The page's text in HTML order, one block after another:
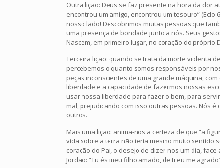
Outra lição: Deus se faz presente na hora da dor
encontrou um amigo, encontrou um tesouro”
nosso lado! Descobrimos muitas pessoas que
uma presença de bondade junto a nós. Seus
Nascem, em primeiro lugar, no coração do próprio
Terceira lição: quando se trata da morte violenta
percebemos o quanto somos responsáveis por
peças inconscientes de uma grande máquina,
liberdade e a capacidade de fazermos nossas
usar nossa liberdade para fazer o bem, para
mal, prejudicando com isso outras pessoas. Nós
outros.
Mais uma lição: anima-nos a certeza de que “a
vida sobre a terra não teria mesmo muito sentido
coração do Pai, o desejo de dizer-nos um dia,
Jordão: “Tu és meu filho amado, de ti eu me agrado”